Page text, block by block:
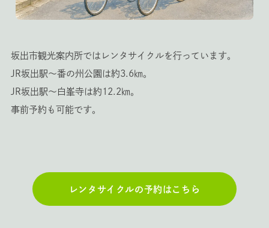
坂出市観光案内所ではレンタサイクルを行っています。
JR坂出駅～番の州公園は約3.6㎞。
JR坂出駅～白峯寺は約12.2㎞。
事前予約も可能です。
レンタサイクルの予約はこちら